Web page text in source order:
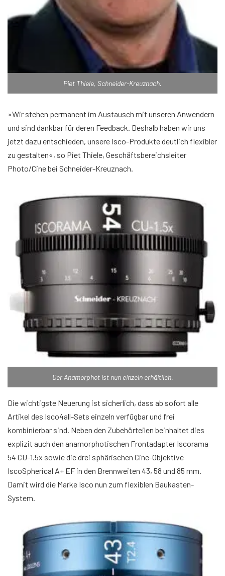
Piet Thiele, Schneider-Kreuznach.
»Wir stehen permanent im Austausch mit unseren Anwendern
und sind dankbar für deren Feedback. Deshalb haben wir uns
jetzt dazu entschieden, unsere Isco-Produkte deutlich flexibler
zu gestalten«, so Piet Thiele, Geschäftsbereichsleiter
Photo/Cine bei Schneider-Kreuznach.
Der Anamorphot ist nun einzeln erhältlich.
Die wichtigste Neuerung ist sicherlich, dass ab sofort alle
Artikel des Isco4all-Sets einzeln verfügbar und frei
kombinierbar sind. Neben den Zubehörteilen beinhaltet dies
explizit auch den anamorphotischen Frontadapter Iscorama
54 CU-1.5x sowie die drei sphärischen Cine-Objektive
IscoSpherical A+ EF in den Brennweiten 43, 58 und 85 mm.
Damit wird die Marke Isco nun zum flexiblen Baukasten-
System.